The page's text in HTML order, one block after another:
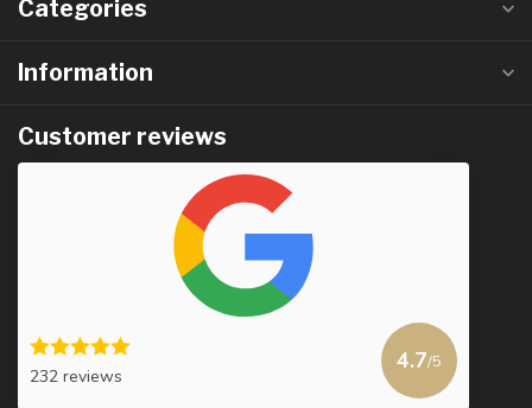
Categories
Information
Customer reviews
232 reviews
4.7/5